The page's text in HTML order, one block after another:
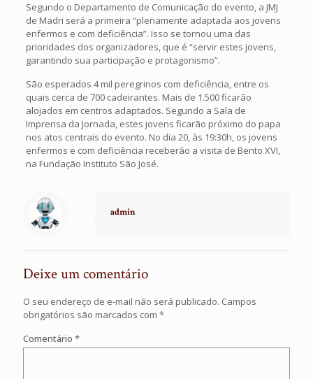
Segundo o Departamento de Comunicação do evento, a JMJ
de Madri será a primeira “plenamente adaptada aos jovens
enfermos e com deficiência”. Isso se tornou uma das
prioridades dos organizadores, que é “servir estes jovens,
garantindo sua participação e protagonismo”.
São esperados 4 mil peregrinos com deficiência, entre os
quais cerca de 700 cadeirantes. Mais de 1.500 ficarão
alojados em centros adaptados. Segundo a Sala de
Imprensa da Jornada, estes jovens ficarão próximo do papa
nos atos centrais do evento. No dia 20, às 19:30h, os jovens
enfermos e com deficiência receberão a visita de Bento XVI,
na Fundação Instituto São José.
admin
Deixe um comentário
O seu endereço de e-mail não será publicado. Campos
obrigatórios são marcados com *
Comentário *